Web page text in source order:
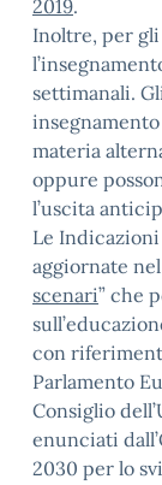
2019.
Inoltre, per gli
settimanali.
materia
oppure
l’uscita
Le Indicazioni
aggiornate
scenari” che
con
Parlamento
Consiglio
enunciati
2030 per lo